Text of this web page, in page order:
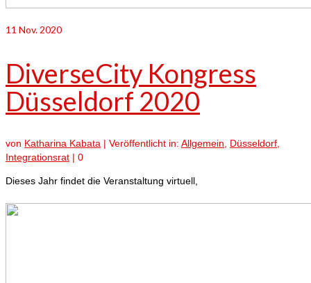
11 Nov. 2020
DiverseCity Kongress
Düsseldorf 2020
von Katharina Kabata | Veröffentlicht in: Allgemein Düsseldorf
Integrationsrat | 0
Dieses Jahr findet die Veranstaltung virtuell,